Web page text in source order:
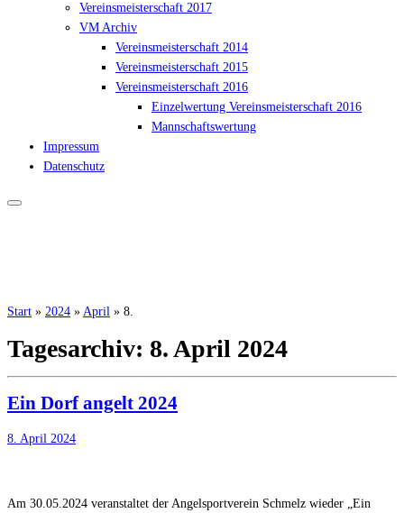
Vereinsmeisterschaft 2017
VM Archiv
Vereinsmeisterschaft 2014
Vereinsmeisterschaft 2015
Vereinsmeisterschaft 2016
Einzelwertung Vereinsmeisterschaft 2016
Mannschaftswertung
Impressum
Datenschutz
Start » 2024 » April » 8.
Tagesarchiv: 8. April 2024
Ein Dorf angelt 2024
8. April 2024
Am 30.05.2024 veranstaltet der Angelsportverein Schmelz wieder „Ein